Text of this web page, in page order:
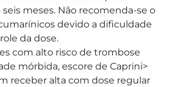
meses. Não recomenda-se o
devido a dificuldade
da dose.
com alto risco de trombose
mórbida, escore de Caprini>
receber alta com dose regular